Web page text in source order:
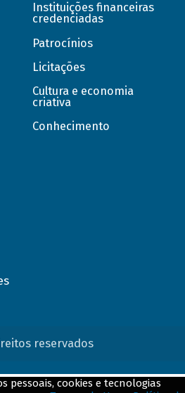
Instituições financeiras
credenciadas
Patrocínios
Licitações
Cultura e economia
criativa
Conhecimento
reservados
pessoais, cookies e tecnologias